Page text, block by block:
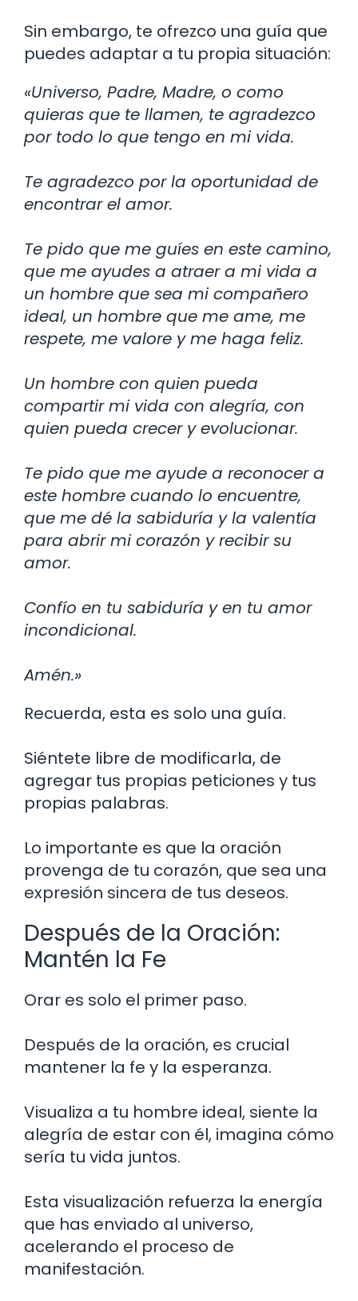
Sin embargo, te ofrezco una guía que
puedes adaptar a tu propia situación:
«Universo, Padre, Madre, o como
quieras que te llamen, te agradezco
por todo lo que tengo en mi vida.
Te agradezco por la oportunidad de
encontrar el amor.
Te pido que me guíes en este camino,
que me ayudes a atraer a mi vida a
un hombre que sea mi compañero
ideal, un hombre que me ame, me
respete, me valore y me haga feliz.
Un hombre con quien pueda
compartir mi vida con alegría, con
quien pueda crecer y evolucionar.
Te pido que me ayude a reconocer a
este hombre cuando lo encuentre,
que me dé la sabiduría y la valentía
para abrir mi corazón y recibir su
amor.
Confío en tu sabiduría y en tu amor
incondicional.
Amén.»
Recuerda, esta es solo una guía.
Siéntete libre de modificarla, de
agregar tus propias peticiones y tus
propias palabras.
Lo importante es que la oración
provenga de tu corazón, que sea una
expresión sincera de tus deseos.
Después de la Oración:
Mantén la Fe
Orar es solo el primer paso.
Después de la oración, es crucial
mantener la fe y la esperanza.
Visualiza a tu hombre ideal, siente la
alegría de estar con él, imagina cómo
sería tu vida juntos.
Esta visualización refuerza la energía
que has enviado al universo,
acelerando el proceso de
manifestación.